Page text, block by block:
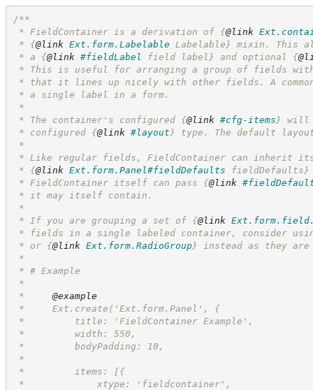
/**
* FieldContainer is a derivation of {@link
* {@link Ext.form.Labelable Labelable} mixin. This
* a {@link #fieldLabel field label} and optional {
* This is useful for arranging a group of fields
* that it lines up nicely with other fields. A
* a single label in a form.
*
* The container's configured {@link #cfg-items } will
* configured {@link #layout } type. The default
*
* Like regular fields, FieldContainer can inherit
* {@link Ext.form.Panel#fieldDefaults fieldDefaults}
* FieldContainer itself can pass {@link
* it may itself contain.
*
* If you are grouping a set of {@link
* fields in a single labeled container, consider
* or {@link Ext.form.RadioGroup} instead as they
*
* # Example
*
* @example
*     Ext.create('Ext.form.Panel', {
*         title: 'FieldContainer Example',
*         width: 550,
*         bodyPadding: 10,
*
*         items: [{
*             xtype: 'fieldcontainer',